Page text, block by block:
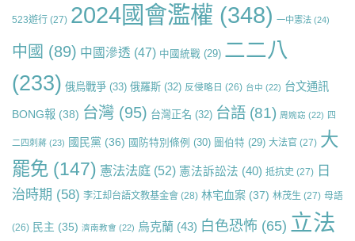
523遊行 (27) 2024國會濫權 (348) 一中憲法 (24)
中國 (89) 中國滲透 (47) 中國統戰 (29) 二二八
(233) 俄烏戰爭 (33) 俄羅斯 (32) 反侵略日 (26) 台中 (22) 台文通訊
BONG報 (38) 台灣 (95) 台灣正名 (32) 台語 (81) 周婉窈 (22) 四
二四刺蔣 (23) 國民黨 (36) 國防特別條例 (30) 圖伯特 (29) 大法官 (27) 大
罷免 (147) 憲法法庭 (52) 憲法訴訟法 (40) 抵抗史 (27) 日
治時期 (58) 李江却台語文教基金會 (28) 林宅血案 (37) 林茂生 (27) 母語
(26) 民主 (35) 濟南教會 (22) 烏克蘭 (43) 白色恐怖 (65) 立法